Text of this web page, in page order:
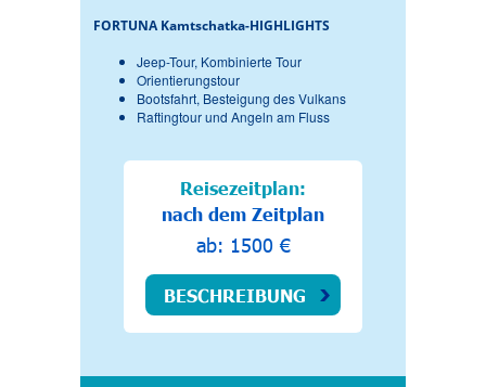
FORTUNA Kamtschatka-HIGHLIGHTS
Jeep-Tour, Kombinierte Tour
Orientierungstour
Bootsfahrt, Besteigung des Vulkans
Raftingtour und Angeln am Fluss
Reisezeitplan:
nach dem Zeitplan
ab: 1500 €
BESCHREIBUNG